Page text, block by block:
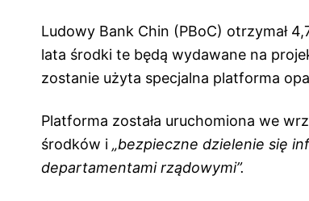
Ludowy Bank Chin (PBoC) otrzymał
lata środki te będą wydawane na
zostanie użyta specjalna platforma
Platforma została uruchomiona we
środków i „bezpieczne dzielenie się
departamentami rządowymi”.